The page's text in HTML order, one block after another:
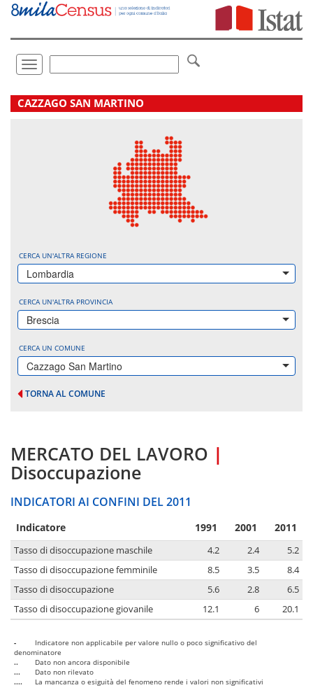
Vai
direttamente
Toggle
navigation
.
CAZZAGO SAN MARTINO
CERCA UN'ALTRA REGIONE
Lombardia
CERCA UN'ALTRA PROVINCIA
Brescia
CERCA UN COMUNE
Cazzago San Martino
TORNA AL COMUNE
MERCATO DEL LAVORO |
Disoccupazione
INDICATORI AI CONFINI DEL 2011
Indicatore 1991 2001 2011
Tasso di disoccupazione maschile 4.2 2.4
5.2
Tasso di disoccupazione femminile
8.5 3.5
8.4
Tasso di disoccupazione
5.6 2.8
6.5
Tasso di disoccupazione giovanile
12.1 6 20.1
-
Indicatore non applicabile per valore nullo o poco significativo del
denominatore
..
Dato non ancora disponibile
...
Dato non rilevato
....
La mancanza o esiguità del fenomeno rende i valori non significativi